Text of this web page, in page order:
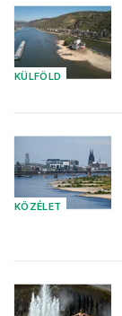
KÜLFÖLD
KÖZÉLET